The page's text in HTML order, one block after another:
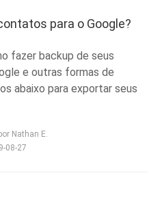
para o Google?
fazer backup de seus
e outras formas de
abaixo para exportar seus
Nathan E.
08-27